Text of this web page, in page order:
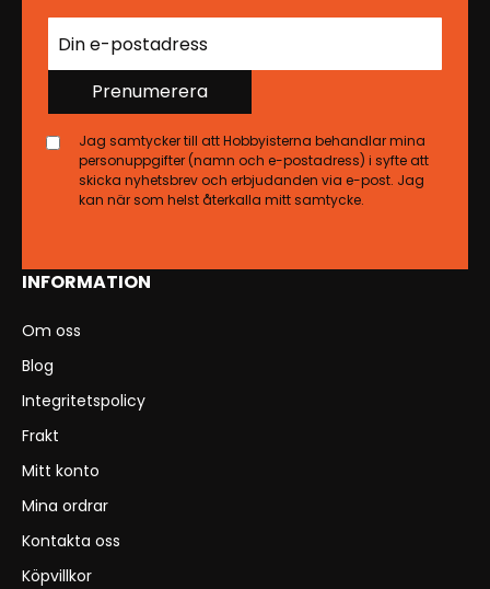
INFORMATION
Om oss
Blog
Integritetspolicy
Frakt
Mitt konto
Mina ordrar
Kontakta oss
Köpvillkor
Prenumerera
Jag samtycker till att Hobbyisterna behandlar mina
personuppgifter (namn och e-postadress) i syfte att
skicka nyhetsbrev och erbjudanden via e-post. Jag
kan när som helst återkalla mitt samtycke.